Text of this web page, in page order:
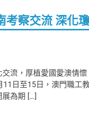
考察交流 深化
流，厚植愛國愛澳情懷
11日至15日，澳門職工
為期 […]